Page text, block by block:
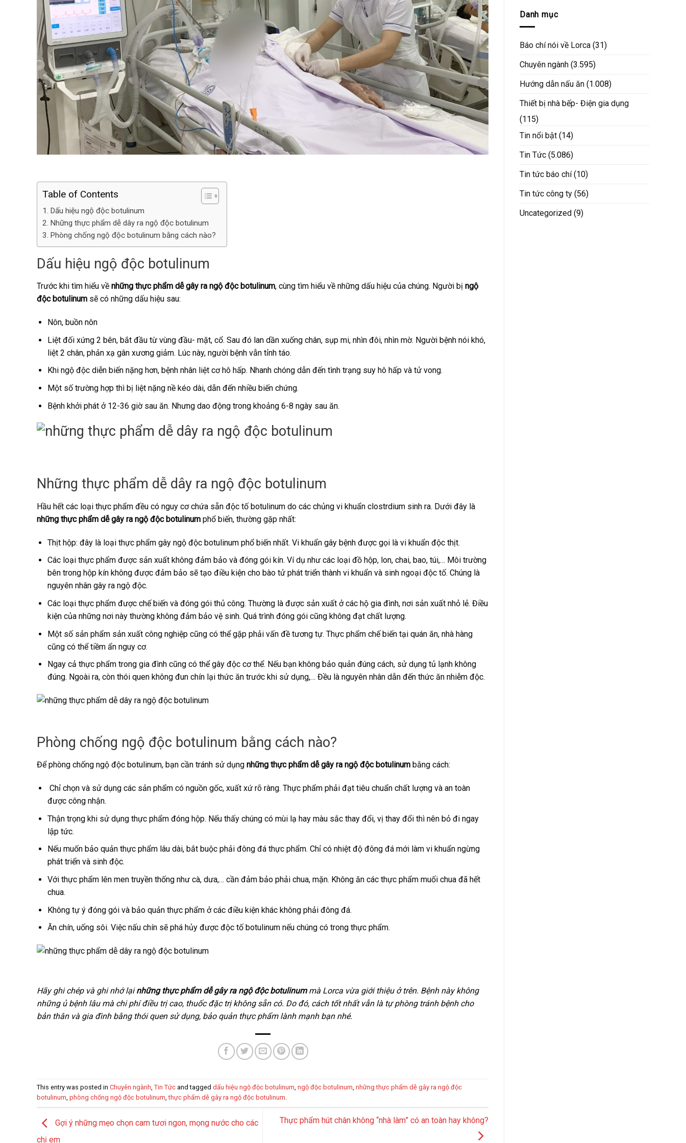
Table of Contents
Dấu hiệu ngộ độc botulinum
Những thực phẩm dễ dây ra ngộ độc botulinum
Phòng chống ngộ độc botulinum bằng cách nào?
Dấu hiệu ngộ độc botulinum
Trước khi tìm hiểu về những thực phẩm dễ gây ra ngộ độc botulinum, cùng tìm hiểu về những dấu hiệu của chúng. Người bị ngộ
độc botulinum sẽ có những dấu hiệu sau:
Nôn, buồn nôn
Liệt đối xứng 2 bên, bắt đầu từ vùng đầu- mặt, cổ. Sau đó lan dần xuống chân, sụp mi, nhìn đôi, nhìn mờ. Người bệnh nói khó,
liệt 2 chân, phản xạ gân xương giảm. Lúc này, người bệnh vẫn tỉnh táo.
Khi ngộ độc diễn biến nặng hơn, bệnh nhân liệt cơ hô hấp. Nhanh chóng dẫn đến tình trạng suy hô hấp và tử vong.
Một số trường hợp thì bị liệt nặng nề kéo dài, dẫn đến nhiều biến chứng.
Bệnh khởi phát ở 12-36 giờ sau ăn. Nhưng dao động trong khoảng 6-8 ngày sau ăn.
Những thực phẩm dễ dây ra ngộ độc botulinum
Hầu hết các loại thực phẩm đều có nguy cơ chứa sẵn độc tố botulinum do các chủng vi khuẩn clostrdium sinh ra. Dưới đây là
những thực phẩm dễ gây ra ngộ độc botulinum phổ biến, thường gặp nhất:
Thịt hộp: đây là loại thực phẩm gây ngộ độc botulinum phổ biến nhất. Vi khuẩn gây bệnh được gọi là vi khuẩn độc thịt.
Các loại thực phẩm được sản xuất không đảm bảo và đóng gói kín. Ví dụ như các loại đồ hộp, lon, chai, bao, túi,… Môi trường
bên trong hộp kín không được đảm bảo sẽ tạo điều kiện cho bào tử phát triển thành vi khuẩn và sinh ngoại độc tố. Chúng là
nguyên nhân gây ra ngộ độc.
Các loại thực phẩm được chế biến và đóng gói thủ công. Thường là được sản xuất ở các hộ gia đình, nơi sản xuất nhỏ lẻ. Điều
kiện của những nơi này thường không đảm bảo vệ sinh. Quá trình đóng gói cũng không đạt chất lượng.
Một số sản phẩm sản xuất công nghiệp cũng có thể gặp phải vấn đề tương tự. Thực phẩm chế biến tại quán ăn, nhà hàng
cũng có thể tiềm ẩn nguy cơ.
Ngay cả thực phẩm trong gia đình cũng có thể gây độc cơ thể. Nếu bạn không bảo quản đúng cách, sử dụng tủ lạnh không
đúng. Ngoài ra, còn thói quen không đun chín lại thức ăn trước khi sử dụng,… Đều là nguyên nhân dẫn đến thức ăn nhiễm độc.
Phòng chống ngộ độc botulinum bằng cách nào?
Để phòng chống ngộ độc botulinum, bạn cần tránh sử dụng những thực phẩm dễ gây ra ngộ độc botulinum bằng cách:
Chỉ chọn và sử dụng các sản phẩm có nguồn gốc, xuất xứ rõ ràng. Thực phẩm phải đạt tiêu chuẩn chất lượng và an toàn
được công nhận.
Thận trọng khi sử dụng thực phẩm đóng hộp. Nếu thấy chúng có mùi lạ hay màu sắc thay đổi, vị thay đổi thì nên bỏ đi ngay
lập tức.
Nếu muốn bảo quản thực phẩm lâu dài, bắt buộc phải đông đá thực phẩm. Chỉ có nhiệt độ đông đá mới làm vi khuẩn ngừng
phát triển và sinh độc.
Với thực phẩm lên men truyền thống như cà, dưa,… cần đảm bảo phải chua, mặn. Không ăn các thực phẩm muối chua đã hết
chua.
Không tự ý đóng gói và bảo quản thực phẩm ở các điều kiện khác không phải đông đá.
Ăn chín, uống sôi. Việc nấu chín sẽ phá hủy được độc tố botulinum nếu chúng có trong thực phẩm.
Hãy ghi chép và ghi nhớ lạinhững thực phẩm dễ gây ra ngộ độc botulinummà Lorca vừa giới thiệu ở trên. Bệnh này không
những ủ bệnh lâu mà chi phí điều trị cao, thuốc đặc trị không sẵn có. Do đó, cách tốt nhất vẫn là tự phòng tránh bệnh cho
bản thân và gia đình bằng thói quen sử dụng, bảo quản thực phẩm lành mạnh bạn nhé.
This entry was posted in Chuyên ngành, Tin Tức and tagged dấu hiệu ngộ độc botulinum, ngộ độc botulinum, những thực phẩm dễ gây ra ngộ độc
botulinum, phòng chống ngộ độc botulinum,thực phẩm dễ gây ra ngộ độc botulinum.
Gợi ý những mẹo chọn cam tươi ngon, mọng nước cho các
chị em
Thực phẩm hút chân không “nhà làm” có an toàn hay không?
Danh mục
Báo chí nói về Lorca (31)
Chuyên ngành (3.595)
Hướng dẫn nấu ăn (1.008)
Thiết bị nhà bếp- Điện gia dụng
(115)
Tin nổi bật (14)
Tin Tức (5.086)
Tin tức báo chí(10)
Tin tức công ty (56)
Uncategorized (9)